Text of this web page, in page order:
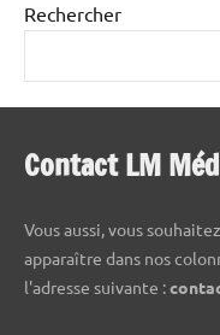
Rechercher
Contact LM
Vous aussi, vous
apparaître dans nos
l'adresse suivante :